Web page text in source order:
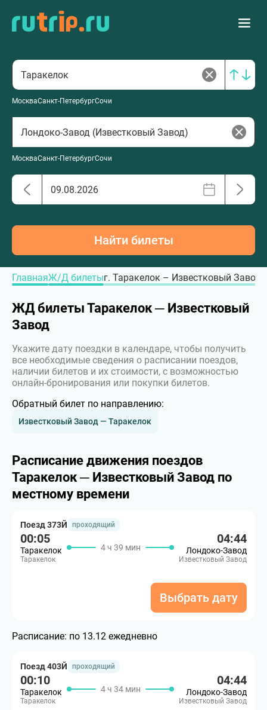
МоскваСанкт-ПетербургСочи
МоскваСанкт-ПетербургСочи
Найти билеты
ГлавнаяЖ/Д билетыг. Таракелок – Известковый Завод,
ЖД билеты Таракелок ─ Известковый
Завод
Укажите дату поездки в календаре, чтобы получить
все необходимые сведения о расписании поездов,
наличии билетов и их стоимости, с возможностью
онлайн-бронирования или покупки билетов.
Обратный билет по направлению:
Известковый Завод — Таракелок
Расписание движения поездов
Таракелок ─ Известковый Завод по
местному времени
Поезд 373Й проходящий
00:05
Таракелок
Таракелок
4 ч 39 мин
04:44
Лондоко-Завод
Известковый Завод
Выбрать дату
Расписание: по 13.12 ежедневно
Поезд 403Й проходящий
00:10
Таракелок
Таракелок
4 ч 34 мин
04:44
Лондоко-Завод
Известковый Завод